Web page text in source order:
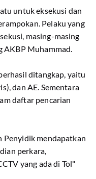
untuk eksekusi dan
Pelaku yang
masing-masing
AKBP Muhammad.
ditangkap, yaitu
dan AE. Sementara
daftar pencarian
Penyidik mendapatkan
perkara,
yang ada di Tol"